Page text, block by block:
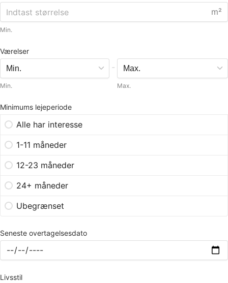
m²
Min.
Værelser
Min.
-
Max.
Minimums lejeperiode
Alle har interesse
1-11 måneder
12-23 måneder
24+ måneder
Ubegrænset
Seneste overtagelsesdato
Livsstil